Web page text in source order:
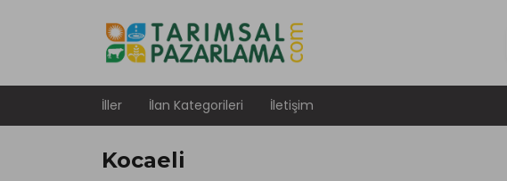
İller İlan Kategorileri İletişim
Kocaeli